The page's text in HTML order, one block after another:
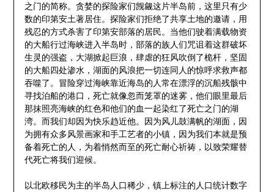
之门的简称。贪婪的探险家们觊觎这片半岛前，这里只有少
数的印第安土著居住。探险家们拒绝了共享土地的邀请，用
残忍的方式杀害了印第安部落的居民。当他们驶着满载物资
的大船行过海峡进入半岛时，部落的族人们咒诅着这群破坏
生灵的强盗，大湖掀起巨浪，肆虐的狂风吹倒了桅杆，坚固
的大船四处渗水，湖面的风浪把一切连同人的惊呼求救声都
吞噬了。冒险穿过海峡靠近海岛的人常在漂浮的沉船残骸中
寻找泊船的港口，死亡就像忽而笼罩的迷雾，他们眼里最后
那抹照亮海峡的红色和他们的血一起染红了死亡之门的湖
湾。而我们却因为快乐趋近他。因为风儿鼓满帆的湖面，因
为拥有众多风景画家和手工艺者的小镇，因为我们本就是预
备着死亡的人，为着悄然而至的死亡耐心祈祷，以致荣耀替
代死亡将我们迎候。
以北欧移民为主的半岛人口稀少，镇上标注的人口统计数字